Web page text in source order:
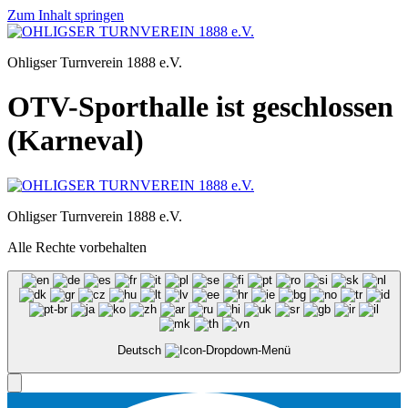
Zum Inhalt springen
Ohligser Turnverein 1888 e.V.
OTV-Sporthalle ist geschlossen
(Karneval)
Ohligser Turnverein 1888 e.V.
Alle Rechte vorbehalten
Deutsch